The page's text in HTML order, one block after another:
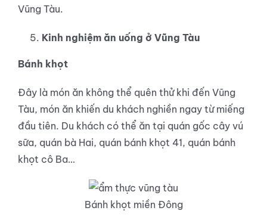
Vũng Tàu.
Kinh nghiệm ăn uống ở Vũng Tàu
Bánh khọt
Đây là món ăn không thể quên thử khi đến Vũng
Tàu, món ăn khiến du khách nghiền ngay từ miếng
đầu tiên. Du khách có thể ăn tại quán gốc cây vú
sữa, quán bà Hai, quán bánh khọt 41, quán bánh
khọt cô Ba…
Bánh khọt miền Đông